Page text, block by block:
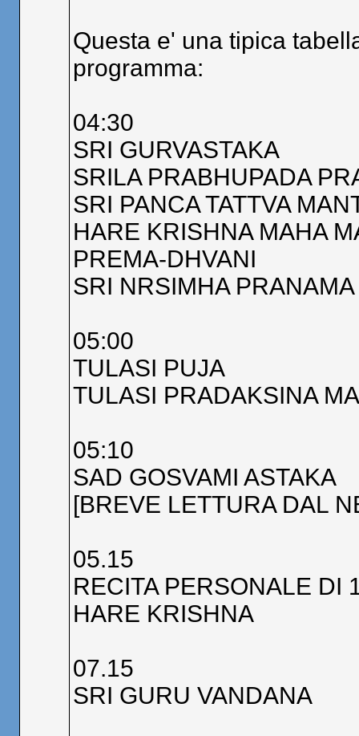
Questa e' una tipica
programma:
04:30
SRI GURVASTAKA
SRILA PRABHUPADA
SRI PANCA TATTVA
HARE KRISHNA MAHA
PREMA-DHVANI
SRI NRSIMHA PRANAMA
05:00
TULASI PUJA
TULASI PRADAKSINA
05:10
SAD GOSVAMI ASTAKA
[BREVE LETTURA DAL
05.15
RECITA PERSONALE DI
HARE KRISHNA
07.15
SRI GURU VANDANA